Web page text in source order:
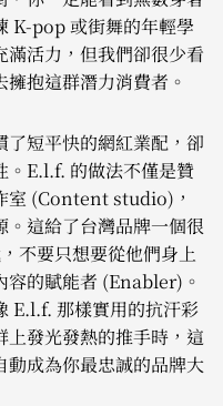
K-pop 或街舞的年輕學
活力，但我們卻很少看
抱這群潛力消費者。
短平快的網紅業配，卻
。E.l.f. 的做法不僅是贊
室 (Content studio)，
這給了台灣品牌一個很
不要只想要從他們身上
容的賦能者 (Enabler)。
E.l.f. 那樣實用的抗汗彩
上發光發熱的推手時，這
動成為你最忠誠的品牌大